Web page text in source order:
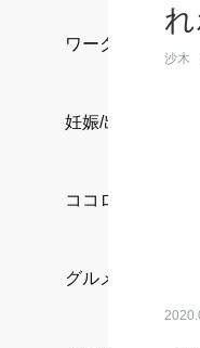
ワークスタイル
妊娠/出産/家族
ココロ/カラダ
グルメ
れ
沙木